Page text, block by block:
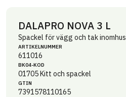
DALAPRO NOVA 3 L
Spackel för vägg och tak inomhus
ARTIKEL­NUMMER
611016
BK04-KOD
01705Kitt och spackel
GTIN
7391578110165